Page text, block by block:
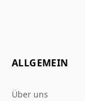
ALLGEMEIN
Über uns